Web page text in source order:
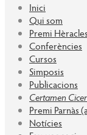
Inici
Qui som
Premi Hèracles
Conferències
Cursos
Simposis
Publicacions
Certamen
Premi Parnàs
Notícies